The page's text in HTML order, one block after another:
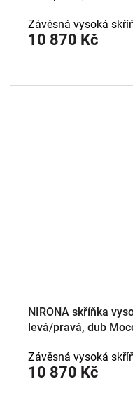
10 870 Kč
Závěsná vysoká
NIRONA skříňka
levá/pravá, dub
10 870 Kč
Závěsná vysoká